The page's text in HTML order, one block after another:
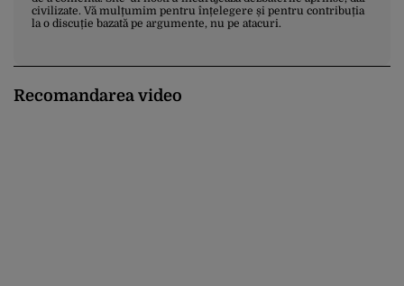
civilizate. Vă mulțumim pentru înțelegere și pentru contribuția
la o discuție bazată pe argumente, nu pe atacuri.
Recomandarea video